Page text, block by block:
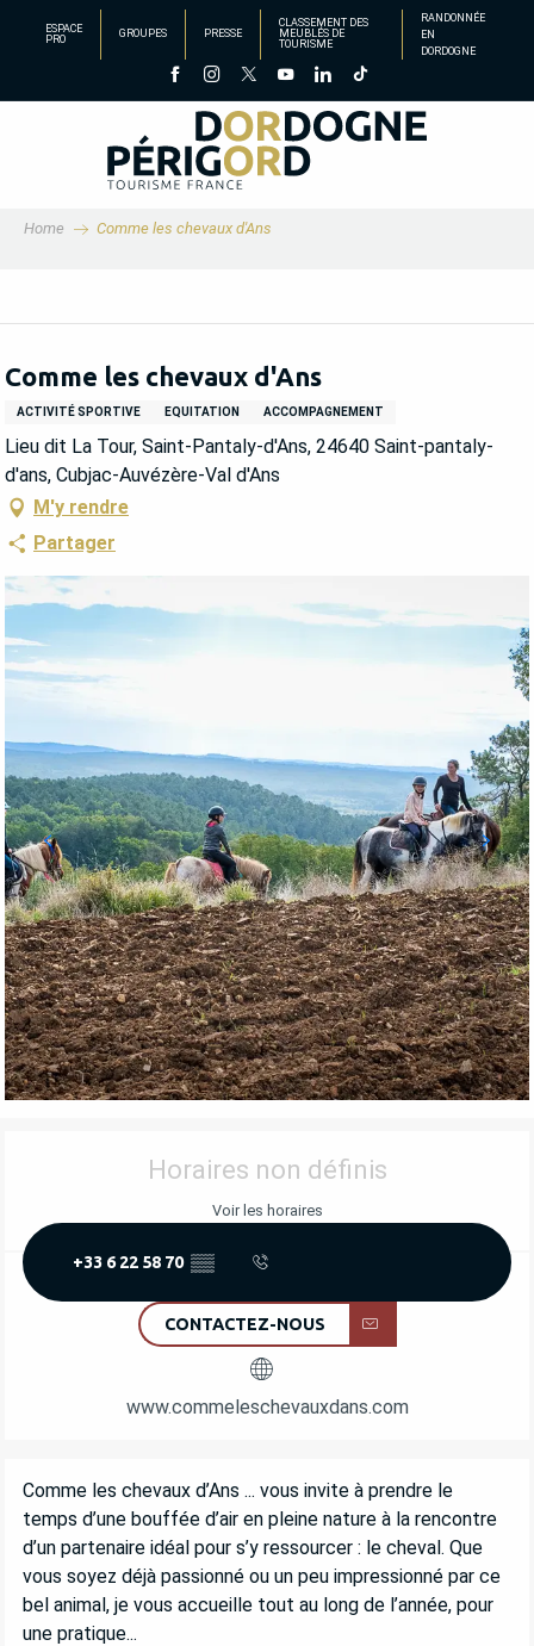
principal
ESPACE
PRO
GROUPES PRESSE
CLASSEMENT DES
MEUBLÉS DE
TOURISME
RANDONNÉE
EN
DORDOGNE
Home Comme les chevaux d'Ans
Comme les chevaux d'Ans
ACTIVITÉ SPORTIVE EQUITATION ACCOMPAGNEMENT
Lieu dit La Tour, Saint-Pantaly-d'Ans, 24640 Saint-pantaly-
d'ans, Cubjac-Auvézère-Val d'Ans
M'y rendre
Partager
OUVERTURE ET COORDONNÉES
Horaires non définis
Voir les horaires
+33 6 22 58 70 ▒▒
CONTACTEZ-NOUS
www.commeleschevauxdans.com
DESCRIPTION
Comme les chevaux d’Ans ... vous invite à prendre le
temps d’une bouffée d’air en pleine nature à la rencontre
d’un partenaire idéal pour s’y ressourcer : le cheval. Que
vous soyez déjà passionné ou un peu impressionné par ce
bel animal, je vous accueille tout au long de l’année, pour
une pratique...